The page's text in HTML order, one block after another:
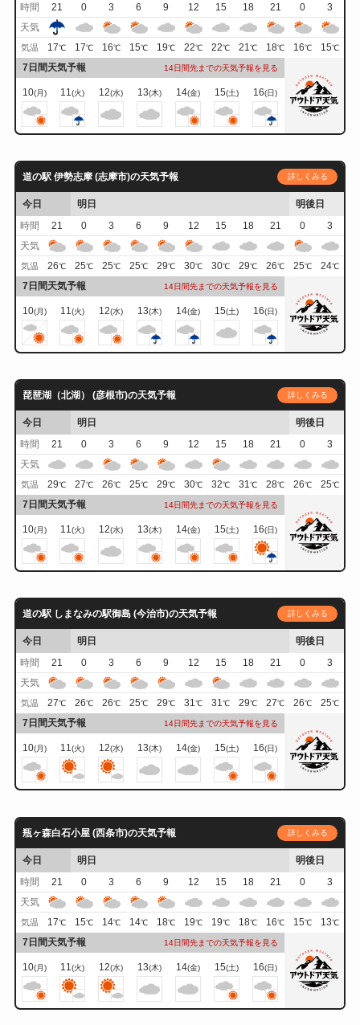
時間
21 0 3 6 9 12 15 18 21 0
3
天気
気温 17℃ 17℃ 16℃ 15℃ 19℃ 22℃ 22℃ 21℃ 18℃ 16℃ 15℃
7日間天気予報 14日間先までの天気予報を見る
10(月) 11(火) 12(水) 13(木) 14(金) 15(土) 16(日)
道の駅 伊勢志摩 (志摩市)の天気予報 詳しくみる
今日 明日
明後日
時間
21 0 3 6 9 12 15 18 21 0
3
天気
気温 26℃ 25℃ 25℃ 25℃ 29℃ 30℃ 30℃ 29℃ 26℃ 25℃ 24℃
7日間天気予報 14日間先までの天気予報を見る
10(月) 11(火) 12(水) 13(木) 14(金) 15(土) 16(日)
琵琶湖（北湖） (彦根市)の天気予報 詳しくみる
今日 明日
明後日
時間
21 0 3 6 9 12 15 18 21 0
3
天気
気温 29℃ 27℃ 26℃ 25℃ 29℃ 30℃ 32℃ 31℃ 28℃ 26℃ 25℃
7日間天気予報 14日間先までの天気予報を見る
10(月) 11(火) 12(水) 13(木) 14(金) 15(土) 16(日)
道の駅 しまなみの駅御島 (今治市)の天気予報 詳しくみる
今日 明日
明後日
時間
21 0 3 6 9 12 15 18 21 0
3
天気
気温 27℃ 26℃ 26℃ 25℃ 29℃ 31℃ 31℃ 29℃ 27℃ 26℃ 25℃
7日間天気予報 14日間先までの天気予報を見る
10(月) 11(火) 12(水) 13(木) 14(金) 15(土) 16(日)
瓶ヶ森白石小屋 (西条市)の天気予報 詳しくみる
今日 明日
明後日
時間
21 0 3 6 9 12 15 18 21 0
3
天気
気温 17℃ 15℃ 14℃ 14℃ 18℃ 19℃ 19℃ 18℃ 16℃ 15℃ 13℃
7日間天気予報 14日間先までの天気予報を見る
10(月) 11(火) 12(水) 13(木) 14(金) 15(土) 16(日)